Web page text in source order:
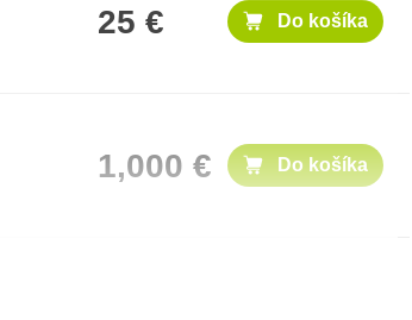
25 € Do košíka
1,000 € Do košíka